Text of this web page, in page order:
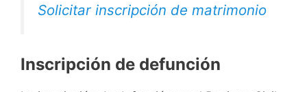
Solicitar inscripción de matrimonio
Inscripción de defunción